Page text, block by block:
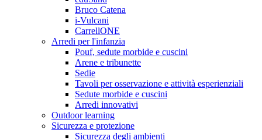
Bruco Catena
i-Vulcani
CarrellONE
Arredi per l'infanzia
Pouf, sedute morbide e cuscini
Arene e tribunette
Sedie
Tavoli per osservazione e attività esperienziali
Sedute morbide e cuscini
Arredi innovativi
Outdoor learning
Sicurezza e protezione
Sicurezza degli ambienti